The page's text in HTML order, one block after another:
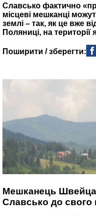
Славсько фактично
місцеві мешканці
землі – так, як це вже
Поляниці, на
Поширити / зберегти:
Мешканець
Славсько до свого